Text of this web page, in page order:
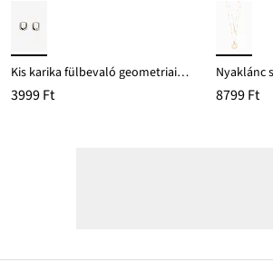
Kis karika fülbevaló geometriai formában
3999 Ft 8799 Ft